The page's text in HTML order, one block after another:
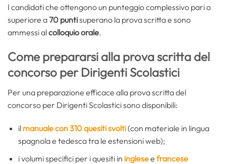
I candidati che ottengono un punteggio complessivo pari o
superiore a70 puntisuperano la prova scritta e sono
ammessi alcolloquio orale.
Come prepararsi alla prova scritta del
concorso per Dirigenti Scolastici
Per una preparazione efficace alla prova scritta del
concorso per Dirigenti Scolastici sono disponibili:
il manuale con 310 quesiti svolti(con materiale in lingua
spagnola e tedesca tra le estensioni web);
i volumi specifici per i quesiti in inglesee francese